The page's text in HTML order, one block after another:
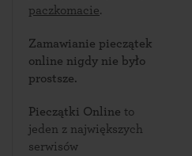
paczkomacie.
Zamawianie pieczątek
online nigdy nie było
prostsze.
Pieczątki Online to
jeden z największych
serwisów